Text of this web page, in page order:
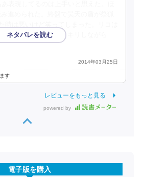
と思って、少しキリキリしながら
2014年03月25日
す
レビューをもっと見る
powered by
電子版を購入